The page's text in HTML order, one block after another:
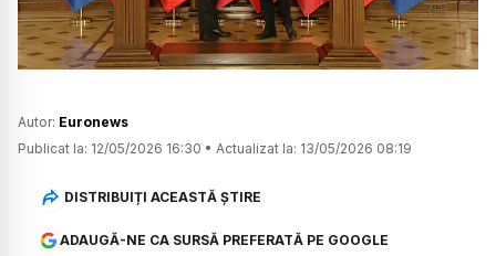
Autor: Euronews
Publicat la: 12/05/2026 16:30 • Actualizat la: 13/05/2026 08:19
DISTRIBUIȚI ACEASTĂ ȘTIRE
ADAUGĂ-NE CA SURSĂ PREFERATĂ PE GOOGLE